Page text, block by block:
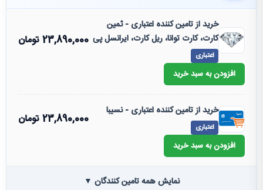
خرید از تامین کننده اعتباری - ثمین
کارت، کارت توانا، ریل کارت، ایرانسل پی
اعتباری
23,890,000تومان
افزودن به سبد خرید
خرید از تامین کننده اعتباری - نسیبا
اعتباری
23,890,000تومان
افزودن به سبد خرید
نمایش همه تامین کنندگان ▼